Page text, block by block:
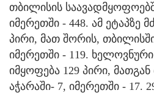
თბილისის
იმერეთში - 448. ამ ეტაპზე
პირი, მათ შორის, თბილისში
იმერეთში - 119.
იმყოფება 129 პირი,
აჭარაში- 7, იმერეთში - 17.